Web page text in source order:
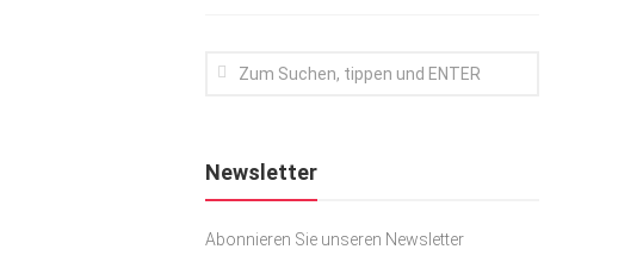
Newsletter
Abonnieren Sie unseren Newsletter